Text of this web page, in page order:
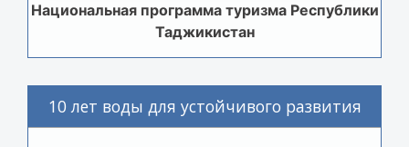
Национальная программа туризма Республики
Таджикистан
10 лет воды для устойчивого развития